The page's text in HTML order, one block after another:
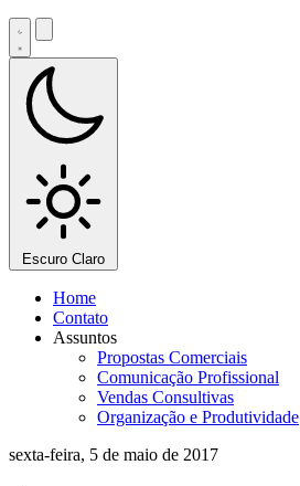
Escuro Claro
Home
Contato
Assuntos
Propostas Comerciais
Comunicação Profissional
Vendas Consultivas
Organização e Produtividade
sexta-feira, 5 de maio de 2017